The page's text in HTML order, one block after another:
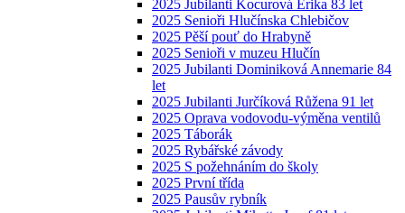
2025 Jubilanti Kocurová Erika 83 let
2025 Senioři Hlučínska Chlebičov
2025 Pěší pouť do Hrabyně
2025 Senioři v muzeu Hlučín
2025 Jubilanti Dominiková Annemarie 84
let
2025 Jubilanti Jurčíková Růžena 91 let
2025 Oprava vodovodu-výměna ventilů
2025 Táborák
2025 Rybářské závody
2025 S požehnáním do školy
2025 První třída
2025 Pausův rybník